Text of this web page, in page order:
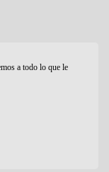
a todo lo que le